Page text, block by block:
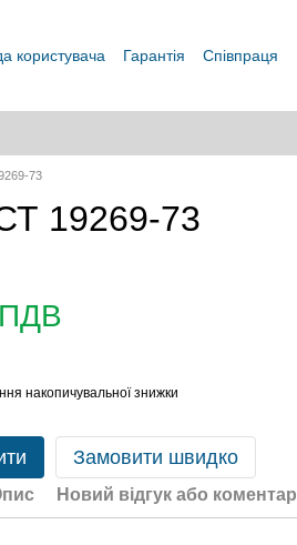
користувача Гарантія Співпраця
73
19269-73
ПДВ
накопичувальної знижки
Замовити швидко
Новий відгук або коментар